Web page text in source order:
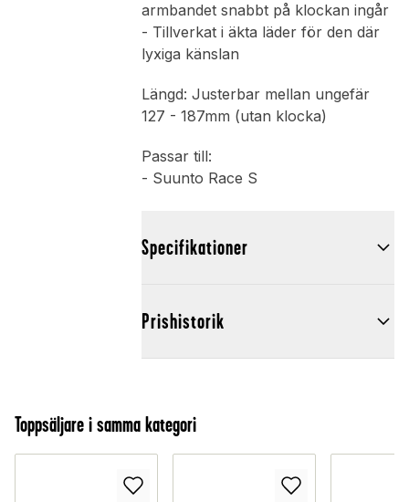
armbandet snabbt på klockan ingår
- Tillverkat i äkta läder för den där
lyxiga känslan
Längd: Justerbar mellan ungefär
127 - 187mm (utan klocka)
Passar till:
- Suunto Race S
Specifikationer
Prishistorik
Toppsäljare i samma kategori